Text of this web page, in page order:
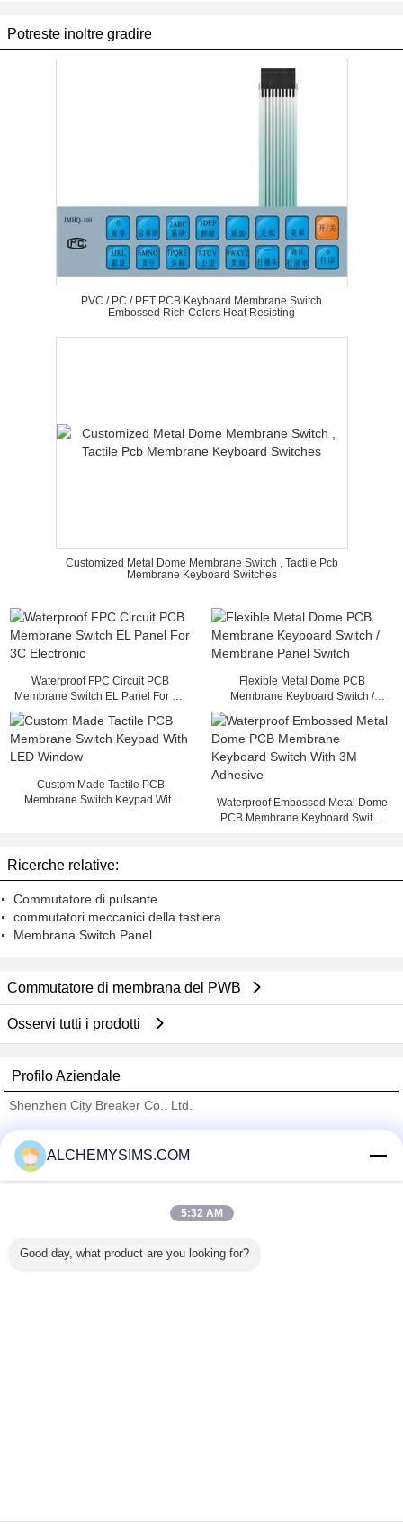
Potreste inoltre gradire
PVC / PC / PET PCB Keyboard Membrane Switch
Embossed Rich Colors Heat Resisting
Customized Metal Dome Membrane Switch , Tactile Pcb
Membrane Keyboard Switches
Waterproof FPC Circuit PCB
Membrane Switch EL Panel For 3C
Flexible Metal Dome PCB
Membrane Keyboard Switch /
Custom Made Tactile PCB
Membrane Switch Keypad With
Waterproof Embossed Metal Dome
PCB Membrane Keyboard Switch
Ricerche relative:
Commutatore di pulsante
commutatori meccanici della tastiera
Membrana Switch Panel
Commutatore di membrana del PWB
Osservi tutti i prodotti
Profilo Aziendale
Shenzhen City Breaker Co., Ltd.
Trust Seal
Verified Suplier
Tutti i prodotti
ALCHEMYSIMS.COM
5:32 AM
Good day, what product are you looking for?